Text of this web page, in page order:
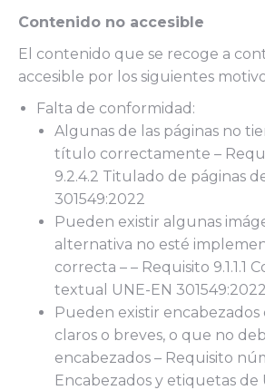
Contenido no accesible
El contenido que se recoge a
accesible por los siguientes
Falta de conformidad:
Algunas de las páginas no
título correctamente –
9.2.4.2 Titulado de páginas
301549:2022
Pueden existir algunas
alternativa no esté
correcta – – Requisito 9.1.1.1
textual UNE-EN 301549:2022
Pueden existir encabezados
claros o breves, o que no
encabezados – Requisito
Encabezados y etiquetas de